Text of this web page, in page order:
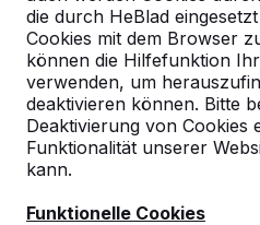
die durch HeBlad
Cookies mit dem Browser
können die Hilfefunktion
verwenden, um
deaktivieren können. Bitte
Deaktivierung von Cookies
Funktionalität unserer
kann.
Funktionelle Cookies
Häufig
Hier finden Sie einige der
werden. Ihre Frage ist nicht
ruhig Kontakt mit uns auf.